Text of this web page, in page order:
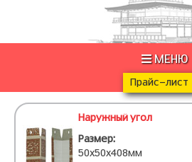
МЕНЮ
Прайс-лист
Наружный угол
Размер:
50х50х408мм